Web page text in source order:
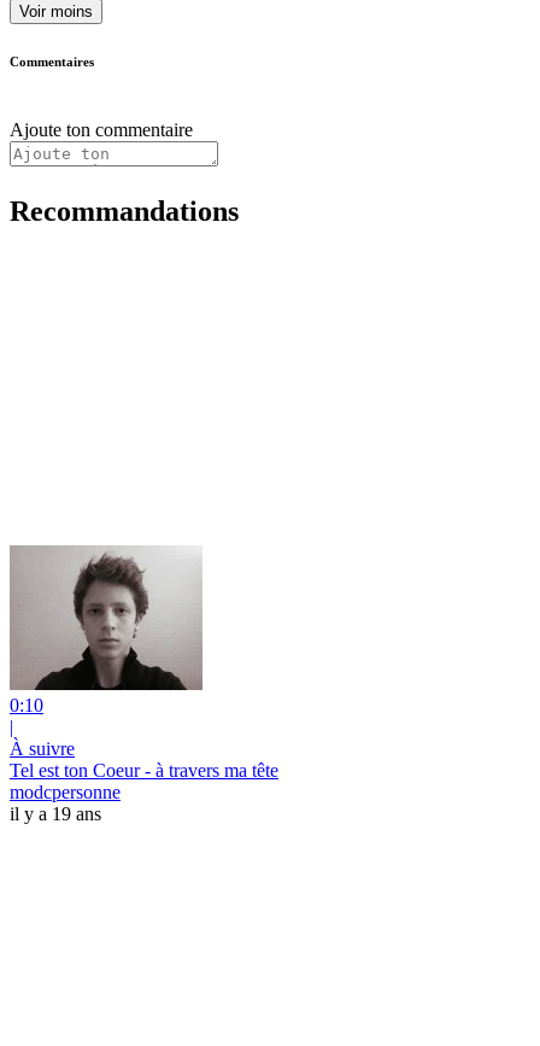
Voir moins
Commentaires
Ajoute ton commentaire
Recommandations
0:10
|
À suivre
Tel est ton Coeur - à travers ma tête
modcpersonne
il y a 19 ans